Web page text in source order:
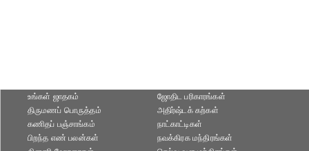
உங்கள் ஜாதகம்
திருமணப் பொருத்தம்
கணிதப் பஞ்சாங்கம்
ஜோதிட ப‌ரிகார‌ங்க‌ள்
அதிர்ஷ்டக் கற்கள்
நாட்காட்டிகள்
பிறந்த எண் பலன்கள்
நவக்கிரக மந்திரங்கள்